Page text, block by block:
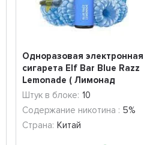
Одноразовая электронная
сигарета Elf Bar Blue Razz
Lemonade ( Лимонад
голубая...
Штук в блоке: 10
Содержание никотина : 5%
Страна: Китай